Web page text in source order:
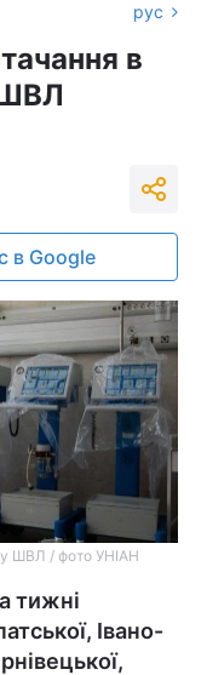
рус
в
ШВЛ
в Google
ШВЛ / фото УНІАН
тижні
Івано-